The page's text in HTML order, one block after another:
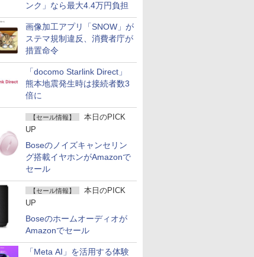
ンク」なら最大4.4万円負担
画像加工アプリ「SNOW」が
ステマ規制違反、消費者庁が
措置命令
「docomo Starlink Direct」
熊本地震発生時は接続者数3
倍に
【セール情報】
本日のPICK
UP
Boseのノイズキャンセリン
グ搭載イヤホンがAmazonで
セール
【セール情報】
本日のPICK
UP
Boseのホームオーディオが
Amazonでセール
「Meta AI」を活用する体験